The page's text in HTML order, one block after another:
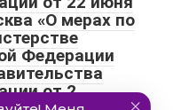
«О мерах по
Федерации
от 2